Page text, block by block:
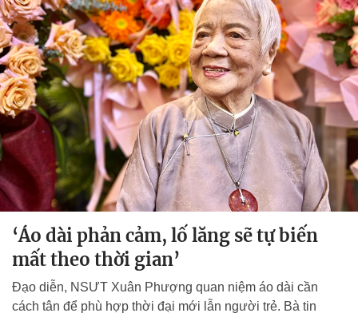
‘Áo dài phản cảm, lố lăng sẽ tự biến
mất theo thời gian’
Đạo diễn, NSƯT Xuân Phượng quan niệm áo dài cần
cách tân để phù hợp thời đại mới lẫn người trẻ. Bà tin